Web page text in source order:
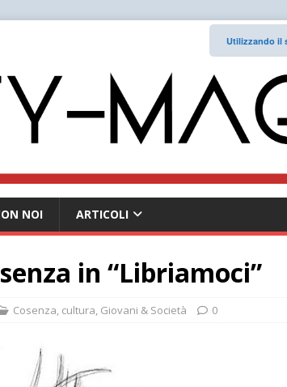
NOI ARTICOLI
in “Libriamoci”
Cosenza, cultura, Giovani & Società 0
Utilizzando il